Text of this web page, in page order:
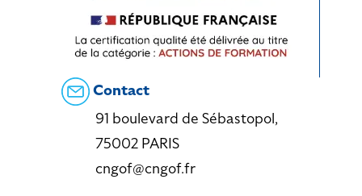
Contact
91 boulevard de Sébastopol,
75002 PARIS
cngof@cngof.fr